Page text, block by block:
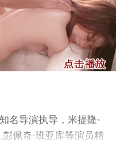
名导演执导，米提隆·
佩奇·班亚库等演员精